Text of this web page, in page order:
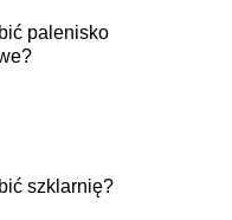
palenisko
szklarnię?